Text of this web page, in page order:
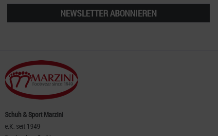
NEWSLETTER ABONNIEREN
Schuh & Sport Marzini
e.K. seit 1949